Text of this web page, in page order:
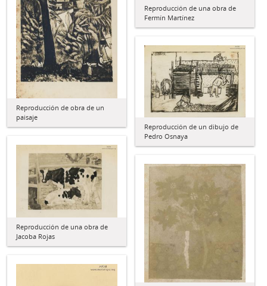
Reproducción de una obra de
Fermín Martínez
Reproducción de obra de un
paisaje
Reproducción de un dibujo de
Pedro Osnaya
Reproducción de una obra de
Jacoba Rojas